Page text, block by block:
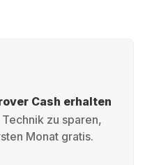
Cash erhalten
zu sparen,
Monat gratis.